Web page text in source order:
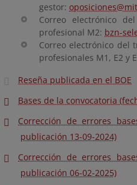
gestor:
Correo electrónico
profesional M2: bzn-
Correo electrónico del
profesionales M1, E2 y
Reseña publicada en el BOE
Bases de la convocatoria
Corrección de errores
publicación 13-09-2024)
Corrección de errores
publicación 06-02-2025)